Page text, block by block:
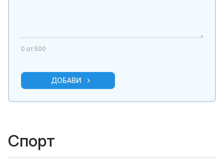
0 от 500
ДОБАВИ
Спорт